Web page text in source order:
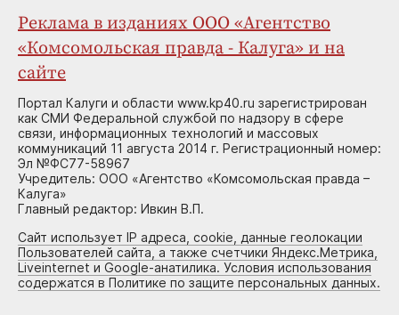
Реклама в изданиях ООО «Агентство
«Комсомольская правда - Калуга» и на
сайте
Портал Калуги и области www.kp40.ru зарегистрирован
как СМИ Федеральной службой по надзору в сфере
связи, информационных технологий и массовых
коммуникаций 11 августа 2014 г. Регистрационный номер:
Эл №ФС77-58967
Учредитель: ООО «Агентство «Комсомольская правда –
Калуга»
Главный редактор: Ивкин В.П.
Сайт использует IP адреса, cookie, данные геолокации
Пользователей сайта, а также счетчики Яндекс.Метрика,
Liveinternet и Google-анатилика. Условия использования
содержатся в Политике по защите персональных данных.